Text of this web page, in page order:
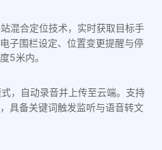
混合定位技术，实时获取目标手
子围栏设定、位置变更提醒与停
5米内。
，自动录音并上传至云端。支持
具备关键词触发监听与语音转文